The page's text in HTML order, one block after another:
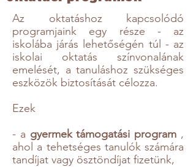
Az oktatáshoz kapcsolódó
programjaink egy része - az
iskolába járás lehetőségén túl - az
iskolai oktatás színvonalának
emelését, a tanuláshoz szükséges
eszközök biztosítását célozza.
Ezek
- a gyermek támogatási program ,
ahol a tehetséges tanulók számára
tandíjat vagy ösztöndíjat fizetünk,